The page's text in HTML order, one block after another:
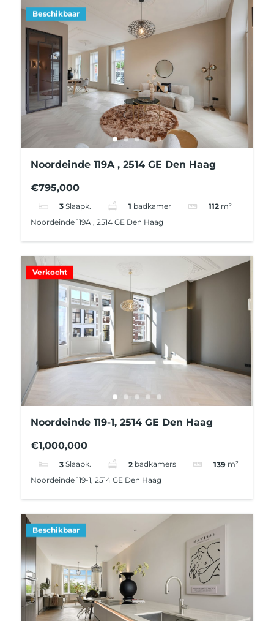
Beschikbaar
Noordeinde 119A , 2514 GE Den Haag
€795,000
3 Slaapk. 1 badkamer 112 m²
Noordeinde 119A , 2514 GE Den Haag
Verkocht
Noordeinde 119-1, 2514 GE Den Haag
€1,000,000
3 Slaapk. 2 badkamers 139 m²
Noordeinde 119-1, 2514 GE Den Haag
Beschikbaar